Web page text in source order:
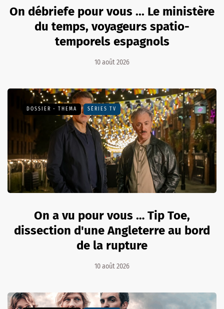
On débriefe pour vous ... Le ministère
du temps, voyageurs spatio-
temporels espagnols
10 août 2026
DOSSIER - THEMA SÉRIES TV
On a vu pour vous … Tip Toe,
dissection d'une Angleterre au bord
de la rupture
10 août 2026